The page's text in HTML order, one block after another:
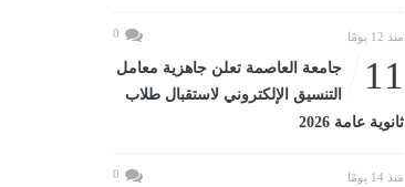
منذ 12 يومًا 0
11
جامعة العاصمة تعلن جاهزية معامل
التنسيق الإلكتروني لاستقبال طلاب
ثانوية عامة 2026
منذ 14 يومًا 0